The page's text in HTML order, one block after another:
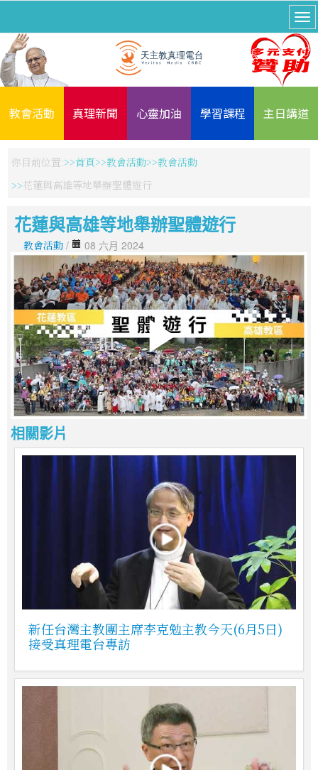
教會活動 真理新聞 心靈加油 學習課程 主日講道
你目前位置: 首頁 教會活動
教會活動
花蓮與高雄等地舉辦聖體遊行
花蓮與高雄等地舉辦聖體遊行
教會活動 / 08 六月 2024
相關影片
新任台灣主教團主席李克勉主教今天(6月5日)
接受真理電台專訪